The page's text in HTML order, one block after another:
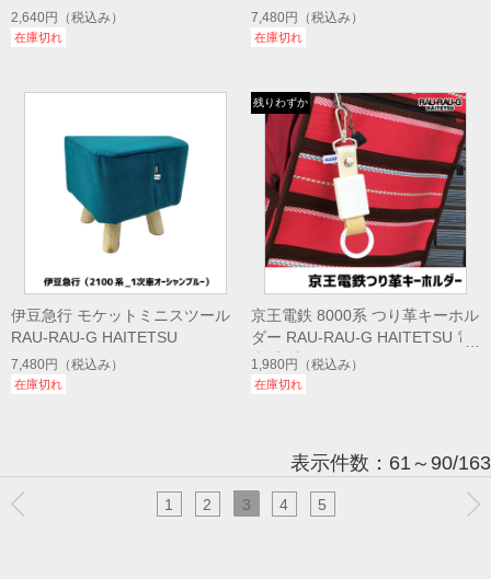
2,640円 （税込み）
在庫切れ
7,480円 （税込み）
在庫切れ
伊豆急行 モケットミニスツール
RAU-RAU-G HAITETSU
7,480円 （税込み）
在庫切れ
京王電鉄 8000系 つり革キーホル
ダー RAU-RAU-G HAITETSU 電
車 廃材
1,980円 （税込み）
在庫切れ
表示件数：61～90/163
1 2 3 4 5